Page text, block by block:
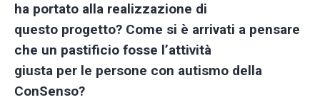
ha portato alla realizzazione di
questo progetto? Come si è arrivati a pensare
che un pastificio fosse l’attività
giusta per le persone con autismo della
ConSenso?